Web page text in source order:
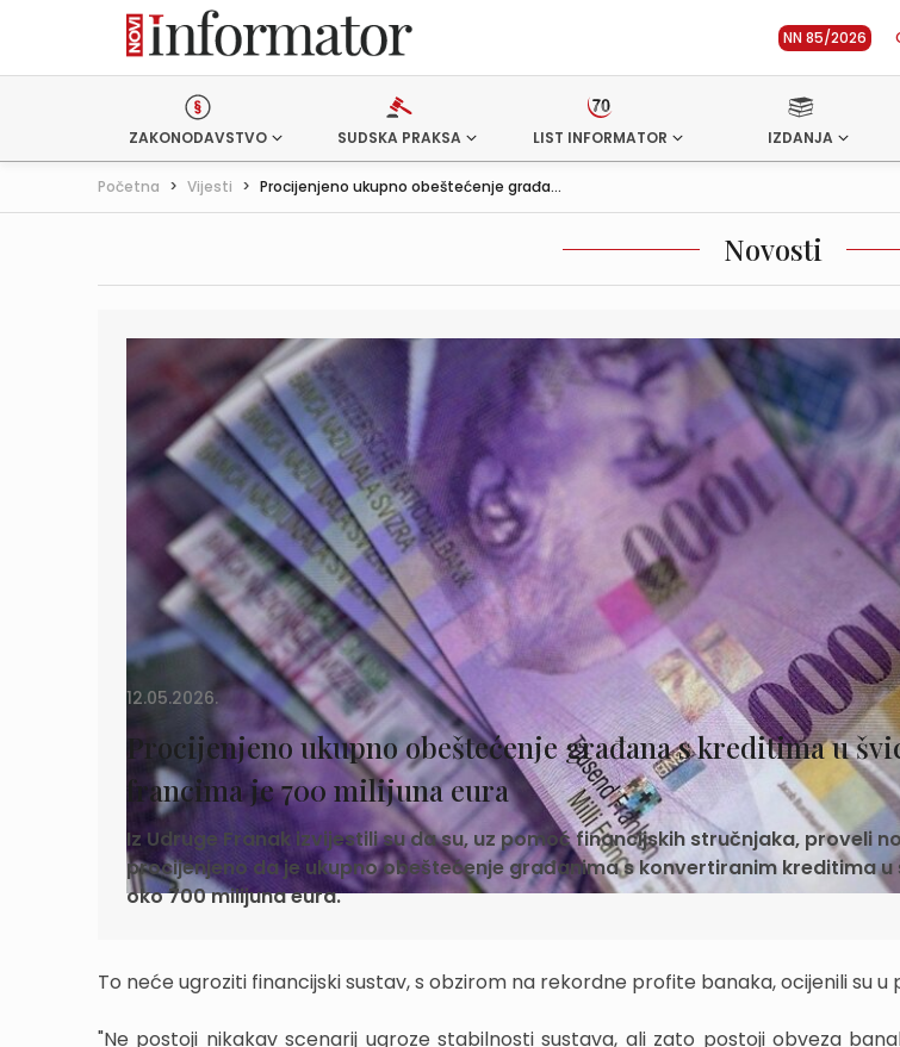
NN 85/2026
ZAKONODAVSTVO SUDSKA PRAKSA LIST INFORMATOR IZDANJA
Početna > Vijesti > Procijenjeno ukupno obeštećenje građa...
Novosti
12.05.2026.
Procijenjeno ukupno obeštećenje građana s kreditima u
francima je 700 milijuna eura
Iz Udruge Franak izvijestili su da su, uz pomoć financijskih stručnjaka, proveli
procijenjeno da je ukupno obeštećenje građanima s konvertiranim kreditima
oko 700 milijuna eura.
To neće ugroziti financijski sustav, s obzirom na rekordne profite banaka, ocijenili su u
"Ne postoji nikakav scenarij ugroze stabilnosti sustava, ali zato postoji obveza